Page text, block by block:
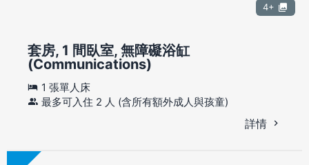
4+
套房, 1 間臥室, 無障礙浴缸
(Communications)
1 張單人床
最多可入住 2 人 (含所有額外成人與孩童)
詳情